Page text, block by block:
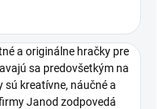
a originálne hračky pre
sa predovšetkým na
kreatívne, náučné a
Janod zodpovedá